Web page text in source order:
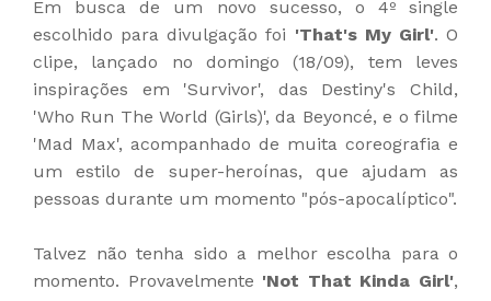
Em busca de um novo sucesso, o 4º single
escolhido para divulgação foi 'That's My Girl'. O
clipe, lançado no domingo (18/09), tem leves
inspirações em 'Survivor', das Destiny's Child,
'Who Run The World (Girls)', da Beyoncé, e o filme
'Mad Max', acompanhado de muita coreografia e
um estilo de super-heroínas, que ajudam as
pessoas durante um momento "pós-apocalíptico".
Talvez não tenha sido a melhor escolha para o
momento. Provavelmente 'Not That Kinda Girl',